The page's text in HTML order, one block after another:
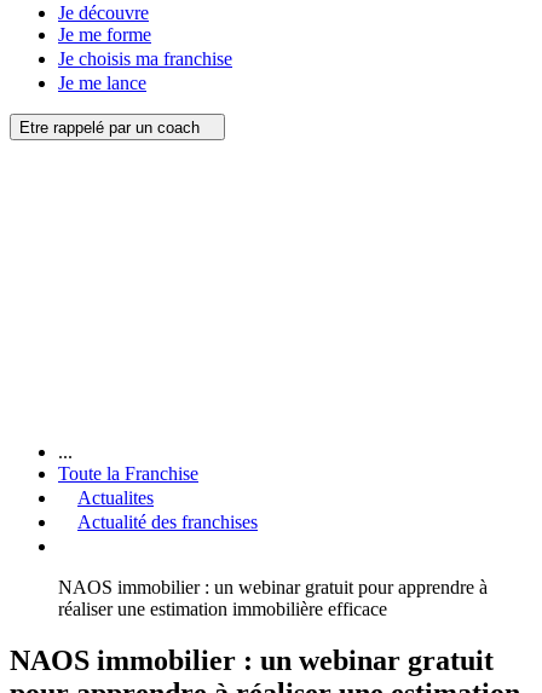
Je découvre
Je me forme
Je choisis ma franchise
Je me lance
Etre rappelé par un coach
...
Toute la Franchise
Actualites
Actualité des franchises
NAOS immobilier : un webinar gratuit pour apprendre à
réaliser une estimation immobilière efficace
NAOS immobilier : un webinar gratuit